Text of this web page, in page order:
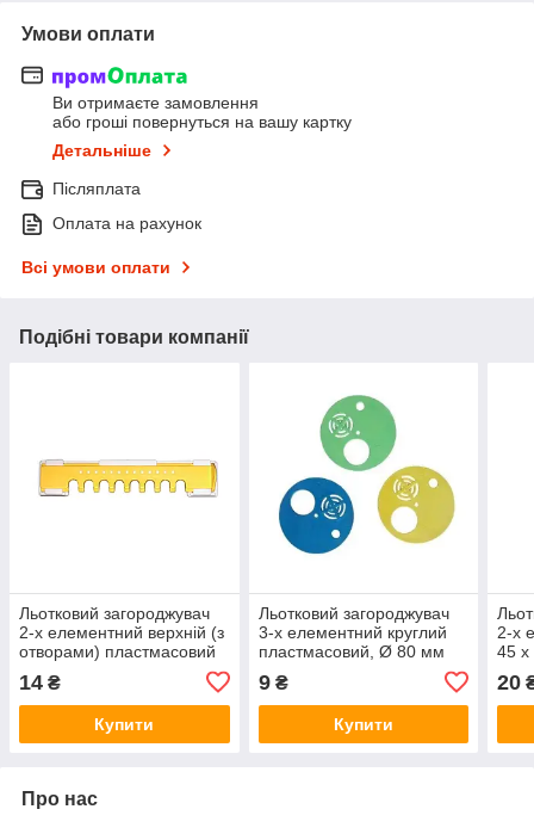
Умови оплати
Ви отримаєте замовлення
або гроші повернуться на вашу картку
Детальніше
Післяплата
Оплата на рахунок
Всі умови оплати
Подібні товари компанії
Льотковий загороджувач
2-х елементний верхній (з
отворами) пластмасовий
14 ₴
Купити
Льотковий загороджувач
3-х елементний круглий
пластмасовий, Ø 80 мм
9₴
Купити
2-х
45 x
20
Про нас